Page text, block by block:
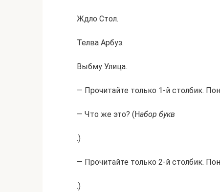
Ждло Стол.
Телва Арбуз.
Выбму Улица.
— Прочитайте только 1-й столбик.
— Что же это? (Набор букв
.)
— Прочитайте только 2-й столбик.
.)